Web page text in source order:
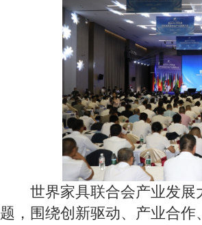
世界家具联合会产业发展
题，围绕创新驱动、产业合